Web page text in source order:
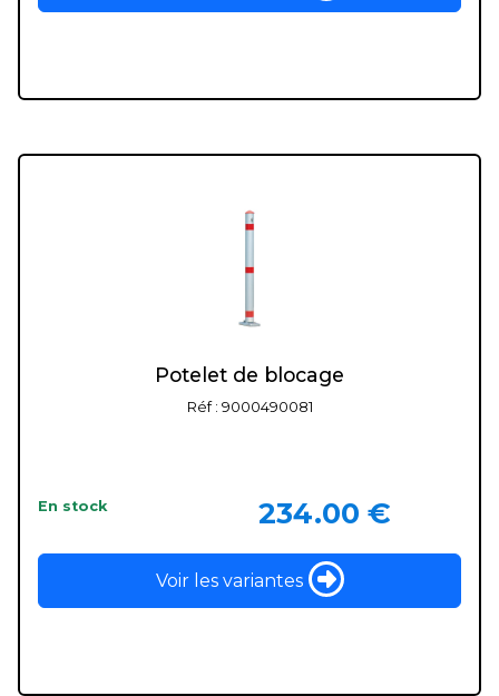
Potelet de blocage
Réf : 9000490081
En stock 234.00 €
Voir les variantes